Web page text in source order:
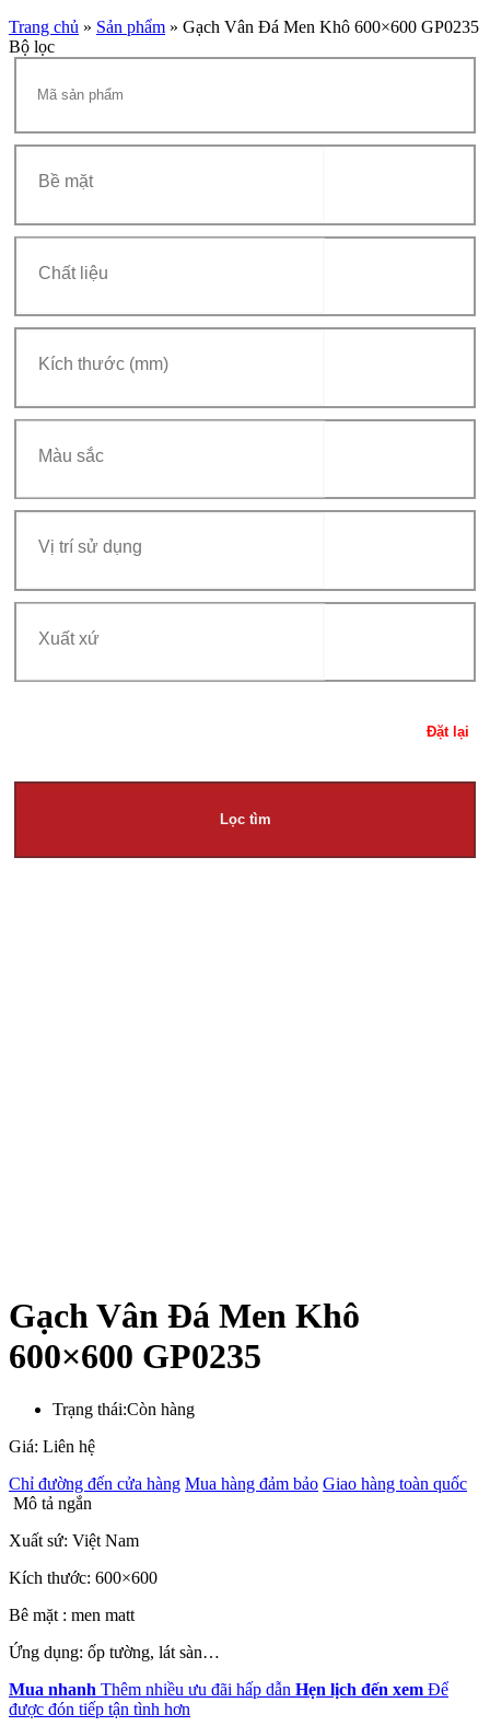
Trang chủ » Sản phẩm » Gạch Vân Đá Men Khô 600×600 GP0235
Bộ lọc
Đặt lại
Lọc tìm
Gạch Vân Đá Men Khô
600×600 GP0235
Trạng thái:Còn hàng
Giá: Liên hệ
Chỉ đường đến cửa hàng Mua hàng đảm bảo Giao hàng toàn quốc
Mô tả ngắn
Xuất sứ: Việt Nam
Kích thước: 600×600
Bê mặt : men matt
Ứng dụng: ốp tường, lát sàn…
Mua nhanh Thêm nhiều ưu đãi hấp dẫn Hẹn lịch đến xem Để
được đón tiếp tận tình hơn